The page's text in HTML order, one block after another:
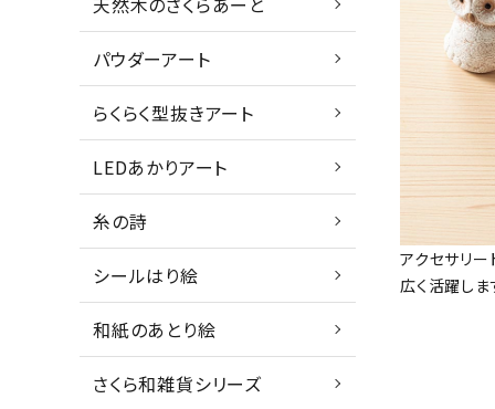
パウダーアート
らくらく型抜きアート
LEDあかりアート
糸の詩
シールはり絵
和紙のあとり絵
さくら和雑貨シリーズ
アクセサリー
広く活躍しま